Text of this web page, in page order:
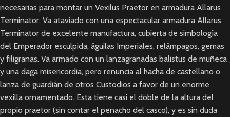
necesarias para montar un Vexilus Praetor en armadura Allarus
Terminator. Va ataviado con una espectacular armadura Allarus
Terminator de excelente manufactura, cubierta de simbología
del Emperador esculpida, águilas Imperiales, relámpagos, gemas
y filigranas. Va armado con un lanzagranadas balistus de muñeca
y una daga misericordia, pero renuncia al hacha de castellano o
lanza de guardián de otros Custodios a favor de un enorme
vexilla ornamentado. Esta tiene casi el doble de la altura del
propio praetor (sin contar el penacho del casco), y es sin duda